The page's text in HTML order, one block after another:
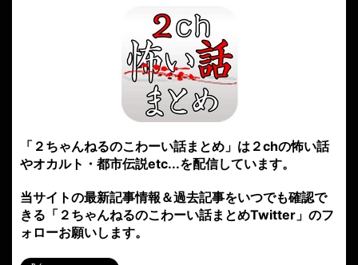
「２ちゃんねるのこわーい話まとめ」は２chの怖い話
やオカルト・都市伝説etc...を配信しています。
当サイトの最新記事情報＆過去記事をいつでも確認で
きる「２ちゃんねるのこわーい話まとめTwitter」のフ
ォローお願いします。